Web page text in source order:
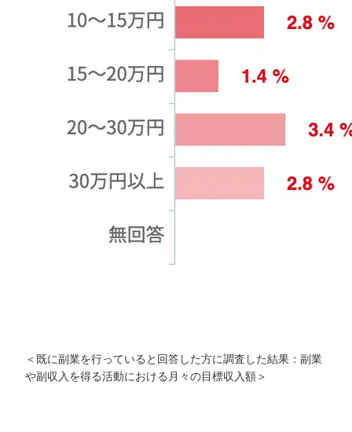
＜既に副業を行っていると回答した方に調査した結果：副業
や副収入を得る活動における月々の目標収入額＞